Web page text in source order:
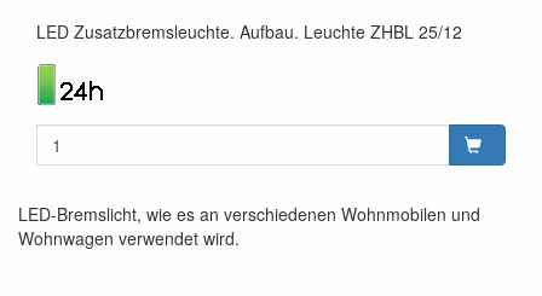
LED Zusatzbremsleuchte. Aufbau. Leuchte ZHBL 25/12
LED-Bremslicht, wie es an verschiedenen Wohnmobilen und
Wohnwagen verwendet wird.